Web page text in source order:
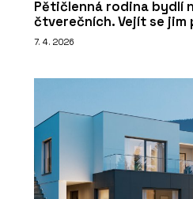
Pětičlenná rodina bydlí
čtverečních. Vejít se jim
7. 4. 2026